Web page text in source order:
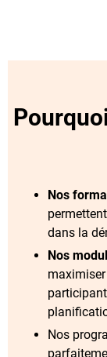
Nos
dans la
Nos
Nos